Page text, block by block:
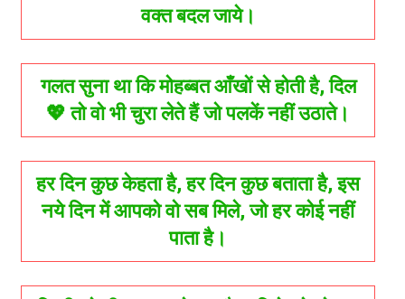
वक्त बदल जाये।
गलत सुना था कि मोहब्बत आँखों से होती है, दिल
💖 तो वो भी चुरा लेते हैं जो पलकें नहीं उठाते।
हर दिन कुछ केहता है, हर दिन कुछ बताता है, इस
नये दिन में आपको वो सब मिले, जो हर कोई नहीं
पाता है।